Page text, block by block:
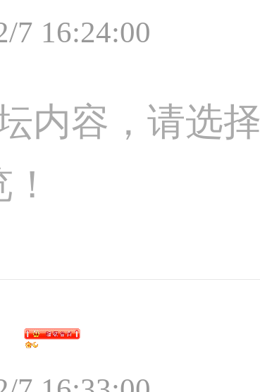
7 16:24:00
内容，请选择